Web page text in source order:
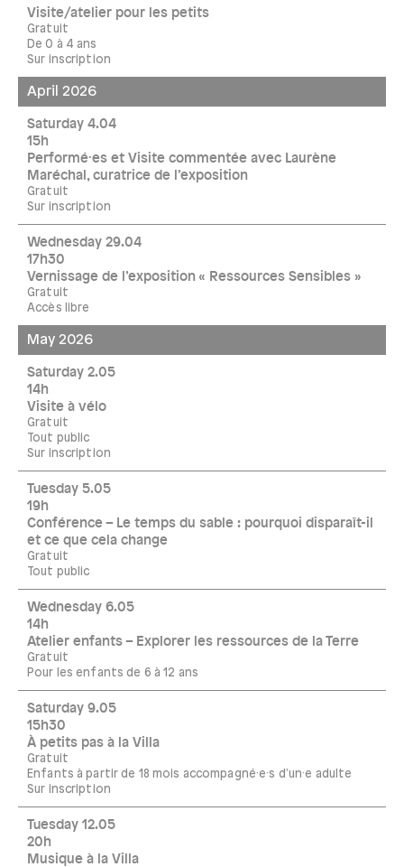
Visite/atelier pour les petits
Gratuit
De 0 à 4 ans
Sur inscription
April 2026
Saturday 4.04
15h
Performé·es et Visite commentée avec Laurène
Maréchal, curatrice de l’exposition
Gratuit
Sur inscription
Wednesday 29.04
17h30
Vernissage de l’exposition « Ressources Sensibles »
Gratuit
Accès libre
May 2026
Saturday 2.05
14h
Visite à vélo
Gratuit
Tout public
Sur inscription
Tuesday 5.05
19h
Conférence – Le temps du sable : pourquoi disparaît-il
et ce que cela change
Gratuit
Tout public
Wednesday 6.05
14h
Atelier enfants – Explorer les ressources de la Terre
Gratuit
Pour les enfants de 6 à 12 ans
Saturday 9.05
15h30
À petits pas à la Villa
Gratuit
Enfants à partir de 18 mois accompagné·e·s d'un·e adulte
Sur inscription
Tuesday 12.05
20h
Musique à la Villa